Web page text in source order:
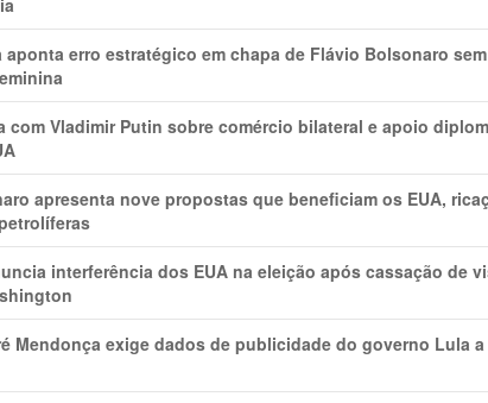
aponta erro estratégico em chapa de Flávio Bolsonaro sem
com Vladimir Putin sobre comércio bilateral e apoio
apresenta nove propostas que beneficiam os EUA,
interferência dos EUA na eleição após cassação de
Mendonça exige dados de publicidade do governo Lula